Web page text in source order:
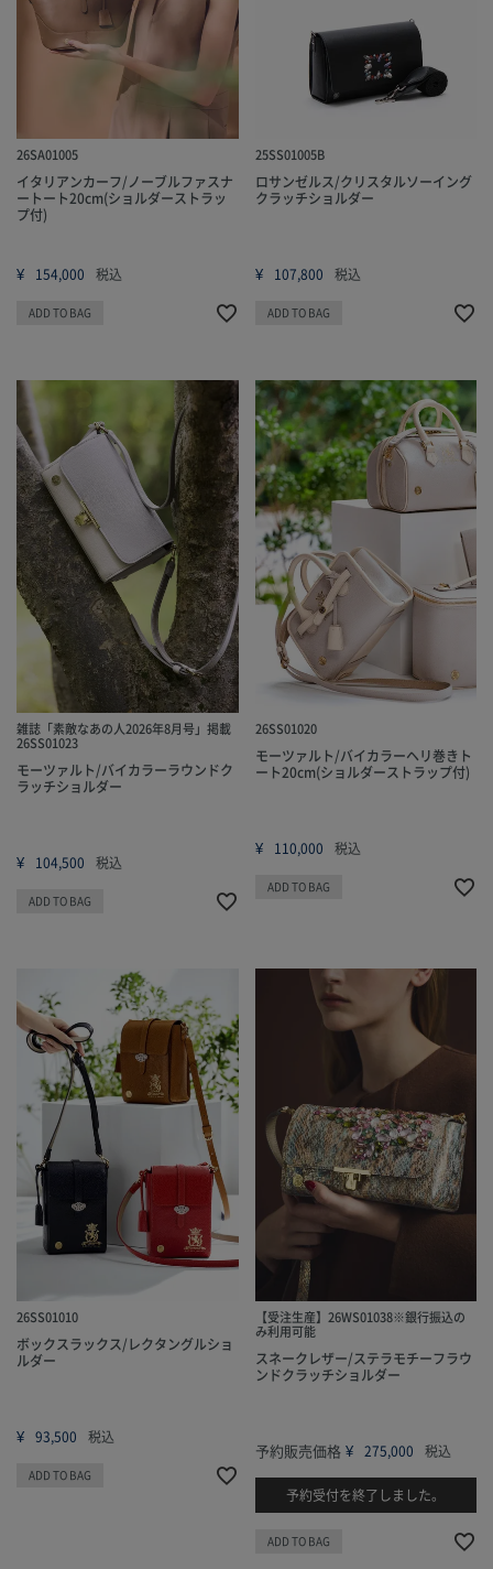
26SA01005
イタリアンカーフ/ノーブルファスナ
ートート20cm(ショルダーストラッ
プ付)
¥ 154,000 税込
ADD TO BAG
25SS01005B
ロサンゼルス/クリスタルソーイング
クラッチショルダー
¥ 107,800 税込
ADD TO BAG
雑誌「素敵なあの人2026年8月号」掲載
26SS01023
モーツァルト/バイカラーラウンドク
ラッチショルダー
¥ 104,500 税込
ADD TO BAG
26SS01020
モーツァルト/バイカラーヘリ巻きト
ート20cm(ショルダーストラップ付)
¥ 110,000 税込
ADD TO BAG
26SS01010
ボックスラックス/レクタングルショ
ルダー
¥ 93,500 税込
ADD TO BAG
【受注生産】26WS01038※銀行振込の
み利用可能
スネークレザー/ステラモチーフラウ
ンドクラッチショルダー
予約販売価格 ¥ 275,000 税込
予約受付を終了しました。
ADD TO BAG